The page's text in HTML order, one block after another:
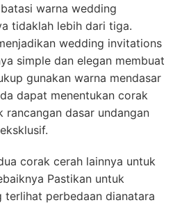
warna wedding
tidaklah lebih dari tiga.
wedding invitations
simple dan elegan membuat
gunakan warna mendasar
dapat menentukan corak
rancangan dasar undangan
corak cerah lainnya untuk
Pastikan untuk
perbedaan dianatara